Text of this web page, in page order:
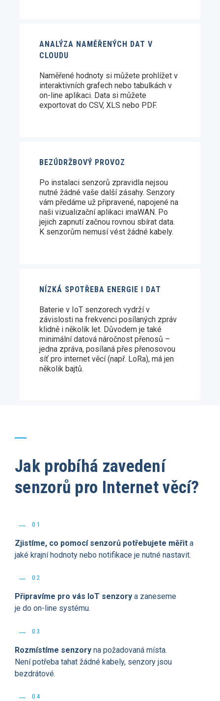
ANALÝZA NAMĚŘENÝCH DAT V
CLOUDU
Naměřené hodnoty si můžete prohlížet v
interaktivních grafech nebo tabulkách v
on-line aplikaci. Data si můžete
exportovat do CSV, XLS nebo PDF.
BEZÚDRŽBOVÝ PROVOZ
Po instalaci senzorů zpravidla nejsou
nutné žádné vaše další zásahy. Senzory
vám předáme už připravené, napojené na
naši vizualizační aplikaci imaWAN. Po
jejich zapnutí začnou rovnou sbírat data.
K senzorům nemusí vést žádné kabely.
NÍZKÁ SPOTŘEBA ENERGIE I DAT
Baterie v IoT senzorech vydrží v
závislosti na frekvenci posílaných zpráv
klidně i několik let. Důvodem je také
minimální datová náročnost přenosů –
jedna zpráva, posílaná přes přenosovou
síť pro internet věcí (např. LoRa), má jen
několik bajtů.
Jak probíhá zavedení
senzorů pro Internet věcí?
01
Zjistíme, co pomocí senzorů potřebujete měřit a
jaké krajní hodnoty nebo notifikace je nutné nastavit.
02
Připravíme pro vás IoT senzory a zaneseme
je do on-line systému.
03
Rozmístíme senzory na požadovaná místa.
Není potřeba tahat žádné kabely, senzory jsou
bezdrátové.
04